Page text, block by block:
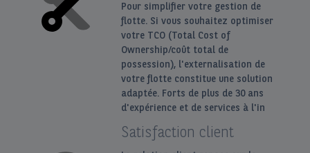
Pour simplifier votre gestion de
flotte. Si vous souhaitez optimiser
votre TCO (Total Cost of
Ownership/coût total de
possession), l'externalisation de
votre flotte constitue une solution
adaptée. Forts de plus de 30 ans
d'expérience et de services à l'in
Satisfaction client